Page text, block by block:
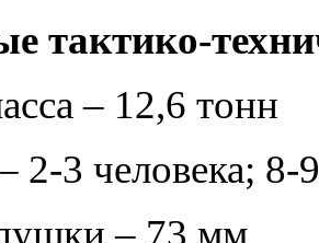
тактико-
– 12,6 тонн
2-3 человека; 8-
– 73 мм